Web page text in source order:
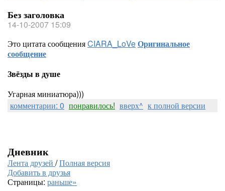
Без заголовка
14-10-2007 15:09
Это цитата сообщенияCIARA_LoVeОригинальное
сообщение
Звёзды в душе
Угарная миниатюра)))
комментарии: 0 понравилось! вверх^ к полной версии
Дневник
Лента друзей /Полная версия
Добавить в друзья
Страницы: раньше»